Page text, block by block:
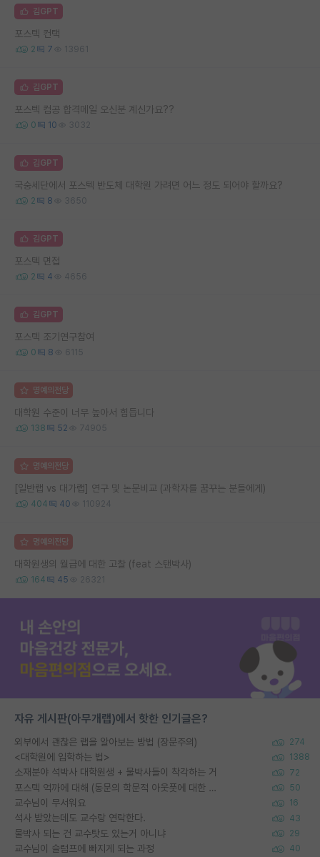
김GPT
포스텍 컨택
2 7 13961
김GPT
포스텍 컴공 합격메일 오신분 계신가요??
0 10 3032
김GPT
국숭세단에서 포스텍 반도체 대학원 가려면 어느 정도 되어야 할까요?
2 8 3650
김GPT
포스텍 면접
2 4 4656
김GPT
포스텍 조기연구참여
0 8 6115
명예의전당
대학원 수준이 너무 높아서 힘듭니다
138 52 74905
명예의전당
[일반랩 vs 대가랩] 연구 및 논문비교 (과학자를 꿈꾸는 분들에게)
404 40 110924
명예의전당
대학원생의 월급에 대한 고찰 (feat 스탠박사)
164 45 26321
자유 게시판(아무개랩)에서 핫한 인기글은?
외부에서 괜찮은 랩을 알아보는 방법 (장문주의) 274
<대학원에 입학하는 법> 1388
소재분야 석박사 대학원생 + 물박사들이 착각하는 거 72
포스텍 억까에 대해 (동문의 학문적 아웃풋에 대한 반박) 50
교수님이 무서워요 16
석사 받았는데도 교수랑 연락한다. 43
물박사 되는 건 교수탓도 있는거 아니냐 29
교수님이 슬럼프에 빠지게 되는 과정 40